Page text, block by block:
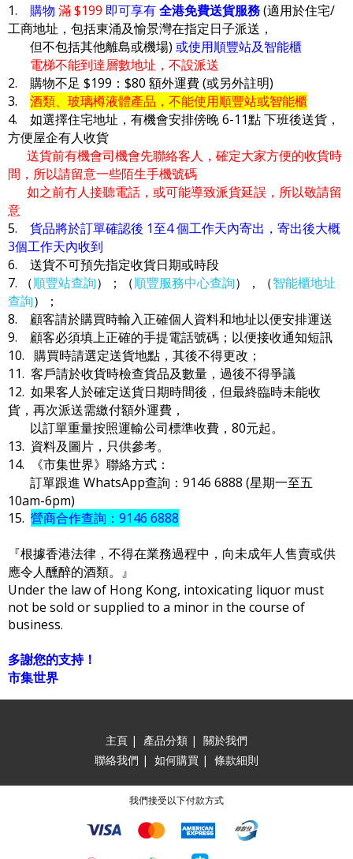
1. 購物 滿 $199 即可享有全港免費送貨服務(適用於住宅/
工商地址，包括東涌及愉景灣在指定日子派送，
但不包括其他離島或機場) 或使用順豐站及智能櫃
電梯不能到達層數地址，不設派送
2. 購物不足 $199：$80 額外運費 (或另外註明)
3. 酒類、玻璃樽液體產品，不能使用順豐站或智能櫃
4. 如選擇住宅地址，有機會安排傍晚 6-11點 下班後送貨，
方便屋企有人收貨
送貨前有機會司機會先聯絡客人，確定大家方便的收貨時
間，所以請留意一些陌生手機號碼
如之前冇人接聽電話，或可能導致派貨延誤，所以敬請留
意
5. 貨品將於訂單確認後 1至4 個工作天內寄出，寄出後大概
3個工作天內收到
6. 送貨不可預先指定收貨日期或時段
7. （順豐站查詢）；（順豐服務中心查詢），（智能櫃地址
查詢）；
8. 顧客請於購買時輸入正確個人資料和地址以便安排運送
9. 顧客必須填上正確的手提電話號碼；以便接收通知短訊
10. 購買時請選定送貨地點，其後不得更改；
11. 客戶請於收貨時檢查貨品及數量，過後不得爭議
12. 如果客人於確定送貨日期時間後，但最終臨時未能收
貨，再次派送需繳付額外運費，
以訂單重量按照運輸公司標準收費，80元起。
13. 資料及圖片，只供參考。
14. 《市集世界》聯絡方式：
訂單跟進 WhatsApp查詢：9146 6888 (星期一至五
10am-6pm)
15. 營商合作查詢：9146 6888
『根據香港法律，不得在業務過程中，向未成年人售賣或供
應令人醺醉的酒類。』
Under the law of Hong Kong, intoxicating liquor must
not be sold or supplied to a minor in the course of
business.
多謝您的支持！
市集世界
主頁 | 產品分類 | 關於我們
聯絡我們 | 如何購買 | 條款細則
我們接受以下付款方式